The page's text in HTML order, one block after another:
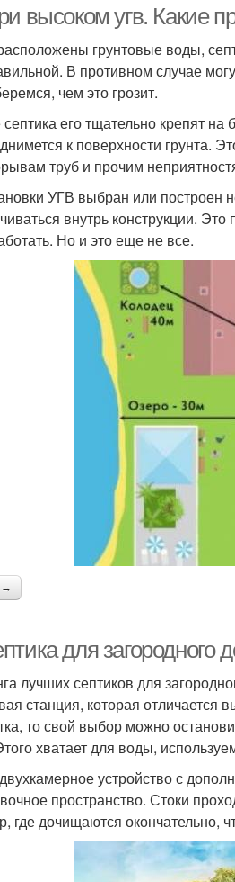
высоком угв. Какие
грунтовые воды,
В противном случае
чем это грозит.
его тщательно крепят на
к поверхности грунта.
труб и прочим
УГВ выбран или построен
внутрь конструкции.
Но и это еще не все.
→
для загородного
лучших септиков для
станция, которая отличается
то свой выбор можно
хватает для воды,
устройство с
пространство. Стоки
где дочищаются окончательно,